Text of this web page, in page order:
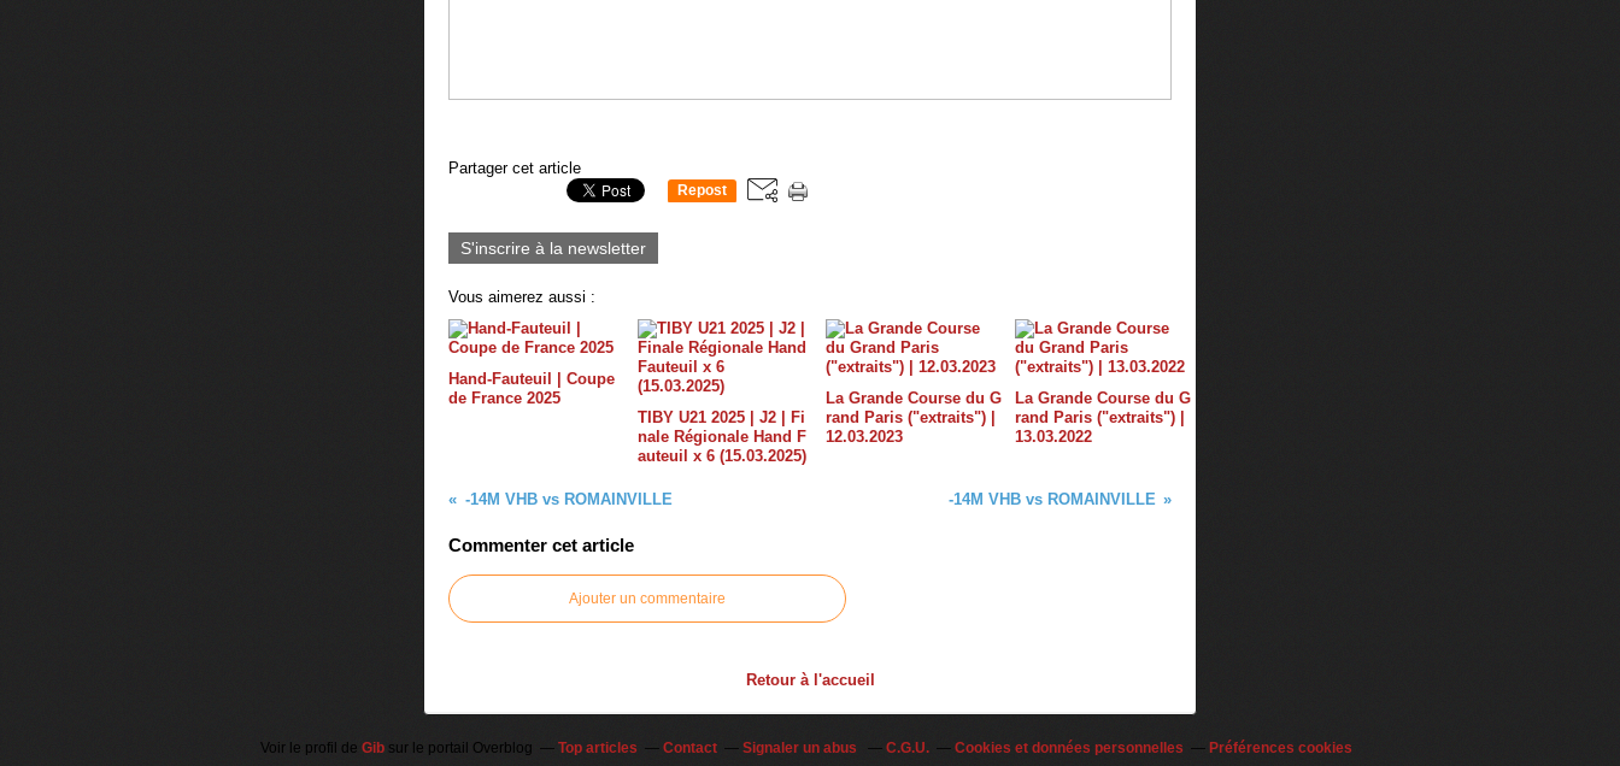
Partager cet article
Repost
S'inscrire à la newsletter
Vous aimerez aussi :
Hand-Fauteuil | Coupe
de France 2025
TIBY U21 2025 | J2 | Fi
nale Régionale Hand F
auteuil x 6 (15.03.2025)
La Grande Course du G
rand Paris ("extraits") |
12.03.2023
La Grande Course du G
rand Paris ("extraits") |
13.03.2022
-14M VHB vs ROMAINVILLE -14M VHB vs ROMAINVILLE
Commenter cet article
Ajouter un commentaire
Retour à l'accueil
Voir le profil de Gib sur le portail Overblog Top articles Contact Signaler un abus C.G.U. Cookies et données personnelles Préférences cookies